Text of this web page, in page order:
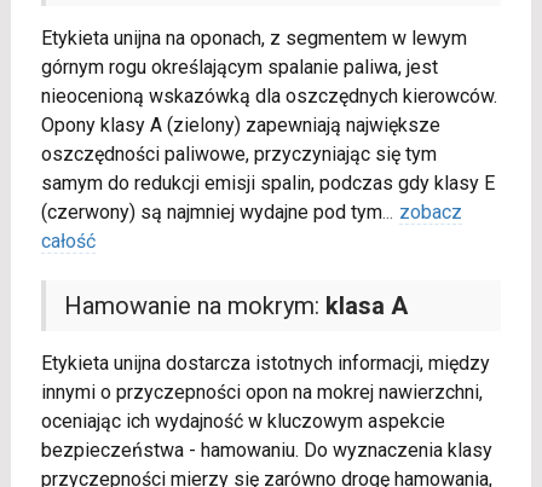
Etykieta unijna na oponach, z segmentem w lewym
górnym rogu określającym spalanie paliwa, jest
nieocenioną wskazówką dla oszczędnych kierowców.
Opony klasy A (zielony) zapewniają największe
oszczędności paliwowe, przyczyniając się tym
samym do redukcji emisji spalin, podczas gdy klasy E
(czerwony) są najmniej wydajne pod tym... zobacz
całość
Hamowanie na mokrym: klasa A
Etykieta unijna dostarcza istotnych informacji, między
innymi o przyczepności opon na mokrej nawierzchni,
oceniając ich wydajność w kluczowym aspekcie
bezpieczeństwa - hamowaniu. Do wyznaczenia klasy
przyczepności mierzy się zarówno drogę hamowania,